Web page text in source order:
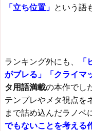
「立ち位置」 という語
ランキング外にも、
がブレる」「クライマ
タ用語満載の本作でし
テンプレやメタ視点を
まで詰め込んだラノベ
でもないことを考える